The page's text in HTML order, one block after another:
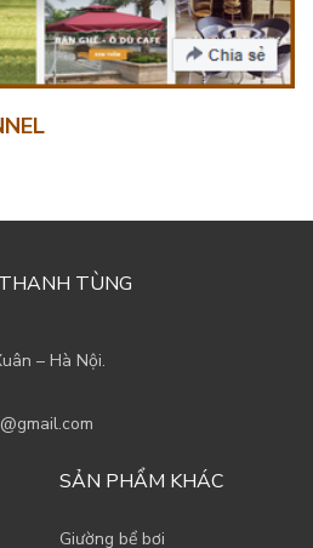
TÙNG
– Hà Nội.
SẢN PHẨM KHÁC
Giường bể bơi